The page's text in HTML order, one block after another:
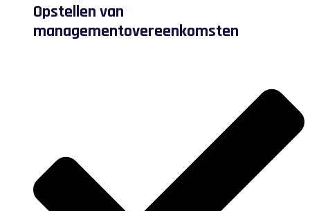
Opstellen van
managementovereenkomsten